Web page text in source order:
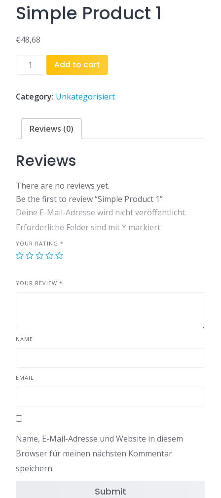
Simple Product 1
€48,68
Simple
quantity
Add to cart
Category: Unkategorisiert
Reviews (0)
Reviews
There are no reviews yet.
Be the first to review “Simple Product 1”
Deine E-Mail-Adresse wird nicht veröffentlicht.
Erforderliche Felder sind mit * markiert
YOUR RATING *
YOUR REVIEW *
NAME
EMAIL
Name, E-Mail-Adresse und Website in diesem
Browser für meinen nächsten Kommentar
speichern.